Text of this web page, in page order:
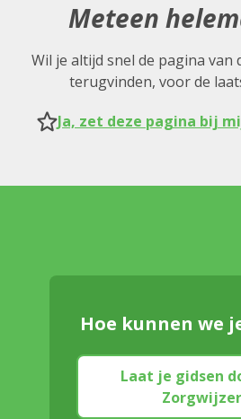
Meteen
Wil je altijd snel de pagina
terugvinden, voor de
Ja, zet deze pagina bij
Hoe kunnen we
Laat je gidsen
Zorgwijzer